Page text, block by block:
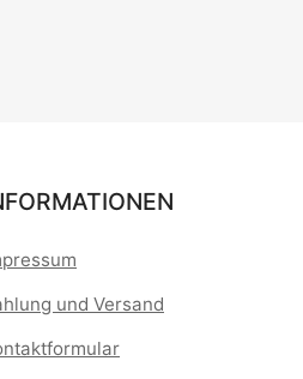
und Versand